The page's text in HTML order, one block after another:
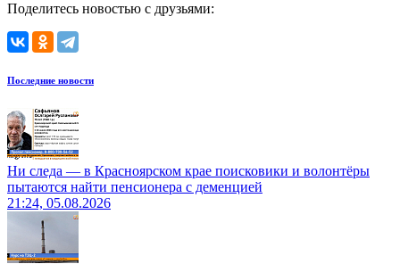
Поделитесь новостью с друзьями:
Последние новости
Ни следа — в Красноярском крае поисковики и волонтёры
пытаются найти пенсионера с деменцией
21:24, 05.08.2026